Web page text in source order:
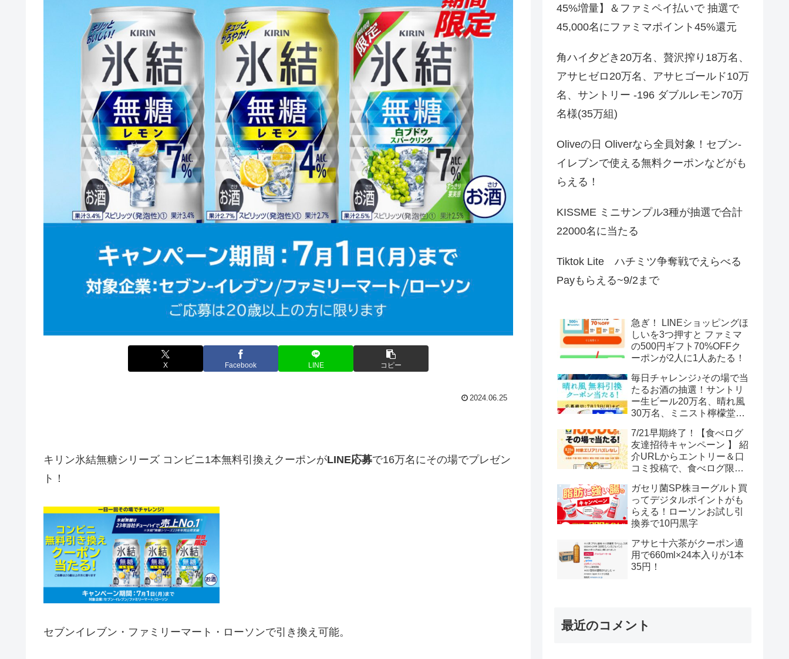
X Facebook LINE コピー
2024.06.25
キリン氷結無糖シリーズ コンビニ1本無料引換えクーポンがLINE応募で16万名にその場でプレゼン
ト！
セブンイレブン・ファミリーマート・ローソンで引き換え可能。
45%増量】＆ファミペイ払いで 抽選で
45,000名にファミマポイント45%還元
角ハイ夕どき20万名、贅沢搾り18万名、
アサヒゼロ20万名、アサヒゴールド10万
名、サントリー -196 ダブルレモン70万
名様(35万組)
Oliveの日 Oliverなら全員対象！セブン‐
イレブンで使える無料クーポンなどがも
らえる！
KISSME ミニサンプル3種が抽選で合計
22000名に当たる
Tiktok Lite ハチミツ争奪戦でえらべる
Payもらえる~9/2まで
急ぎ！ LINEショッピングほ
しいを3つ押すと ファミマ
の500円ギフト70%OFFク
ーポンが2人に1人あたる！
毎日チャレンジ♪その場で当
たるお酒の抽選！サントリ
ー生ビール20万名、晴れ風
30万名、ミニスト檸檬堂2
ボール12.3万名
7/21早期終了！【食べログ
友達招待キャンペーン 】 紹
介URLからエントリー＆口
コミ投稿で、食べログ限定
トがもらえる
ガセリ菌SP株ヨーグルト買
ってデジタルポイントがも
らえる！ローソンお試し引
換券で10円黒字
アサヒ十六茶がクーポン適
用で660ml×24本入りが1本
35円！
最近のコメント